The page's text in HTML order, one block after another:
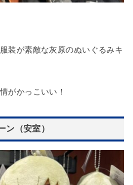
装が素敵な灰原のぬいぐるみキ
がかっこいい！
ン（安室）